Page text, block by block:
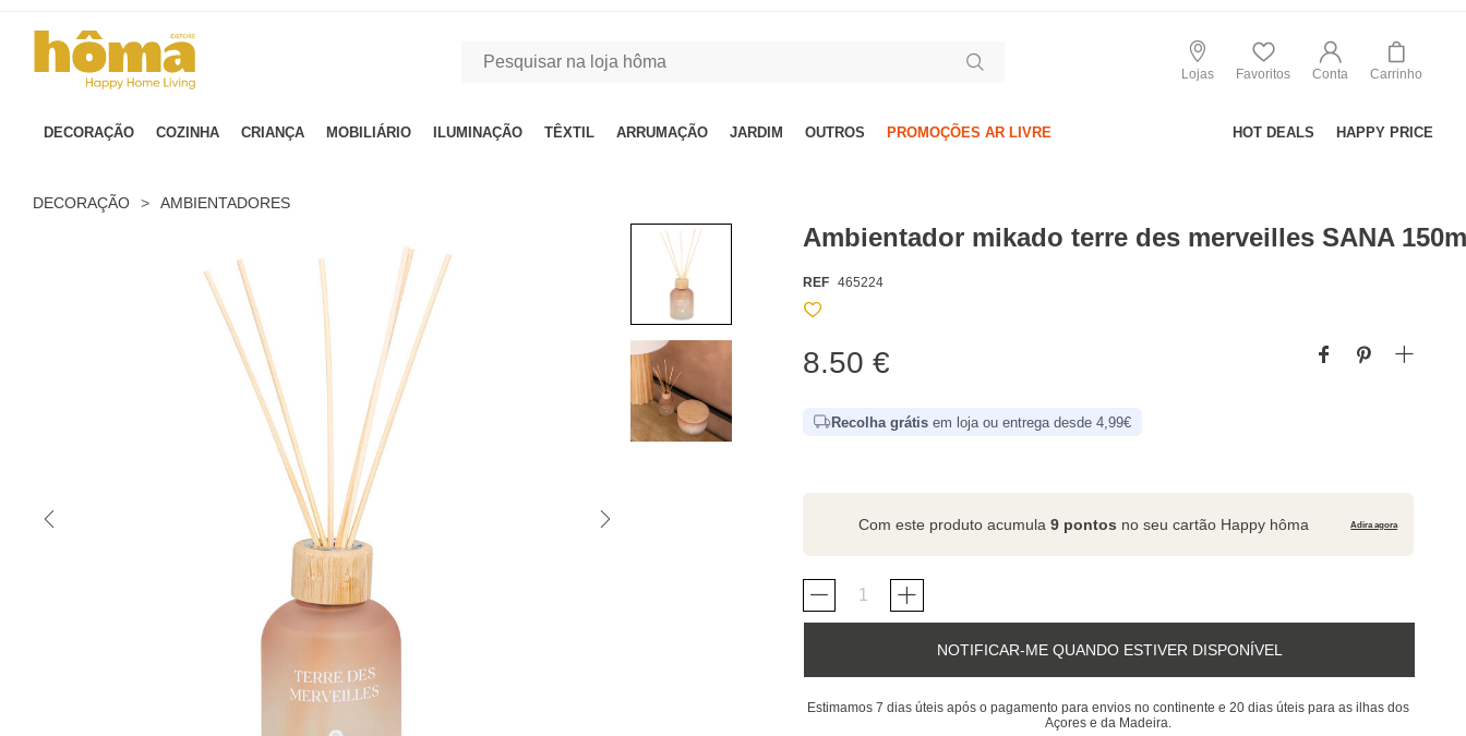
Lojas Favoritos Conta Carrinho
DECORAÇÃO COZINHA CRIANÇA MOBILIÁRIO ILUMINAÇÃO TÊXTIL ARRUMAÇÃO JARDIM OUTROS PROMOÇÕES AR LIVRE HOT DEALS HAPPY PRICE
DECORAÇÃO > AMBIENTADORES
Ambientador mikado terre des merveilles SANA
REF 465224
8.50 €
Recolha grátis em loja ou entrega desde 4,99€
Com este produto acumula9 pontos no seu cartão Happy hôma Adira agora
NOTIFICAR-ME QUANDO ESTIVER DISPONÍVEL
Estimamos 7 dias úteis após o pagamento para envios no continente e 20 dias úteis para as ilhas dos
Açores e da Madeira.